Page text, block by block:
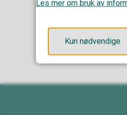
Les mer om bruk av
Kun nødvendige